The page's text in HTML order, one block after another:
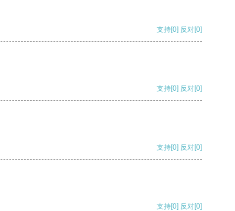
支持[0] 反对[0]
支持[0] 反对[0]
支持[0] 反对[0]
支持[0] 反对[0]